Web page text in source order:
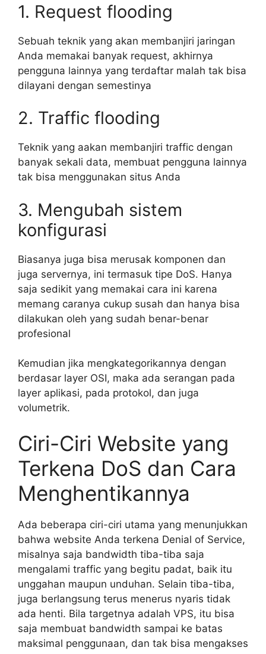
1. Request flooding
Sebuah teknik yang akan membanjiri jaringan
Anda memakai banyak request, akhirnya
pengguna lainnya yang terdaftar malah tak bisa
dilayani dengan semestinya
2. Traffic flooding
Teknik yang aakan membanjiri traffic dengan
banyak sekali data, membuat pengguna lainnya
tak bisa menggunakan situs Anda
3. Mengubah sistem
konfigurasi
Biasanya juga bisa merusak komponen dan
juga servernya, ini termasuk tipe DoS. Hanya
saja sedikit yang memakai cara ini karena
memang caranya cukup susah dan hanya bisa
dilakukan oleh yang sudah benar-benar
profesional
Kemudian jika mengkategorikannya dengan
berdasar layer OSI, maka ada serangan pada
layer aplikasi, pada protokol, dan juga
volumetrik.
Ciri-Ciri Website yang
Terkena DoS dan Cara
Menghentikannya
Ada beberapa ciri-ciri utama yang menunjukkan
bahwa website Anda terkena Denial of Service,
misalnya saja bandwidth tiba-tiba saja
mengalami traffic yang begitu padat, baik itu
unggahan maupun unduhan. Selain tiba-tiba,
juga berlangsung terus menerus nyaris tidak
ada henti. Bila targetnya adalah VPS, itu bisa
saja membuat bandwidth sampai ke batas
maksimal penggunaan, dan tak bisa mengakses